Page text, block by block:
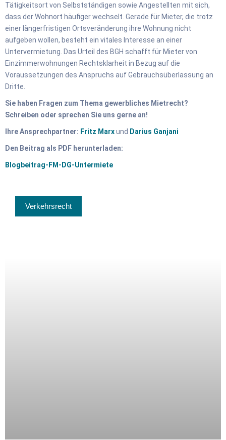
Tätigkeitsort von Selbstständigen sowie Angestellten mit sich,
dass der Wohnort häufiger wechselt. Gerade für Mieter, die trotz
einer längerfristigen Ortsveränderung ihre Wohnung nicht
aufgeben wollen, besteht ein vitales Interesse an einer
Untervermietung. Das Urteil des BGH schafft für Mieter von
Einzimmerwohnungen Rechtsklarheit in Bezug auf die
Voraussetzungen des Anspruchs auf Gebrauchsüberlassung an
Dritte.
Sie haben Fragen zum Thema gewerbliches Mietrecht?
Schreiben oder sprechen Sie uns gerne an!
Ihre Ansprechpartner: Fritz Marxund Darius Ganjani
Den Beitrag als PDF herunterladen:
Blogbeitrag-FM-DG-Untermiete
Verkehrsrecht